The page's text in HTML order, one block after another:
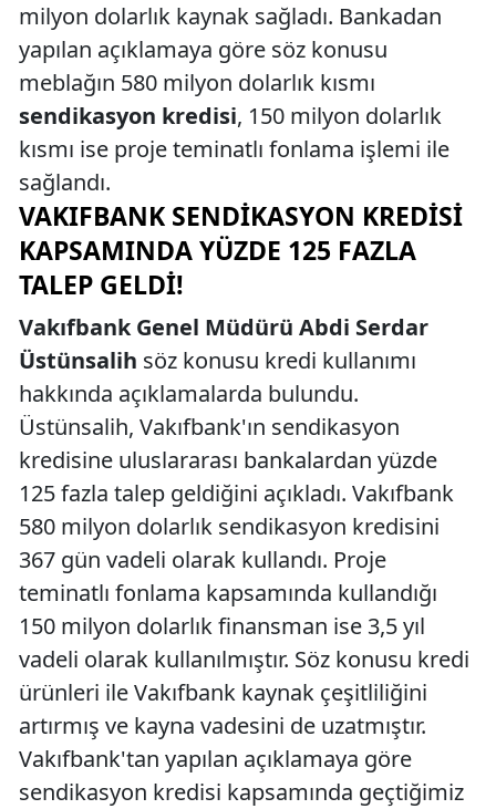
milyon dolarlık kaynak sağladı. Bankadan
yapılan açıklamaya göre söz konusu
meblağın 580 milyon dolarlık kısmı
sendikasyon kredisi, 150 milyon dolarlık
kısmı ise proje teminatlı fonlama işlemi ile
sağlandı.
VAKIFBANK SENDIKASYON KREDISI
KAPSAMINDA YÜZDE 125 FAZLA
TALEP GELDI!
Vakıfbank Genel Müdürü Abdi Serdar
Üstünsalih söz konusu kredi kullanımı
hakkında açıklamalarda bulundu.
Üstünsalih, Vakıfbank'ın sendikasyon
kredisine uluslararası bankalardan yüzde
125 fazla talep geldiğini açıkladı. Vakıfbank
580 milyon dolarlık sendikasyon kredisini
367 gün vadeli olarak kullandı. Proje
teminatlı fonlama kapsamında kullandığı
150 milyon dolarlık finansman ise 3,5 yıl
vadeli olarak kullanılmıştır. Söz konusu kredi
ürünleri ile Vakıfbank kaynak çeşitliliğini
artırmış ve kayna vadesini de uzatmıştır.
Vakıfbank'tan yapılan açıklamaya göre
sendikasyon kredisi kapsamında geçtiğimiz